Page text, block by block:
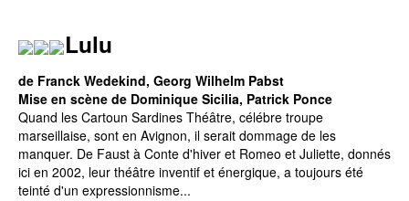
Lulu
de Franck Wedekind, Georg Wilhelm Pabst
Mise en scène de Dominique Sicilia, Patrick Ponce
Quand les Cartoun Sardines Théâtre, célébre troupe
marseillaise, sont en Avignon, il serait dommage de les
manquer. De Faust à Conte d'hiver et Romeo et Juliette, donnés
ici en 2002, leur théâtre inventif et énergique, a toujours été
teinté d'un expressionnisme...